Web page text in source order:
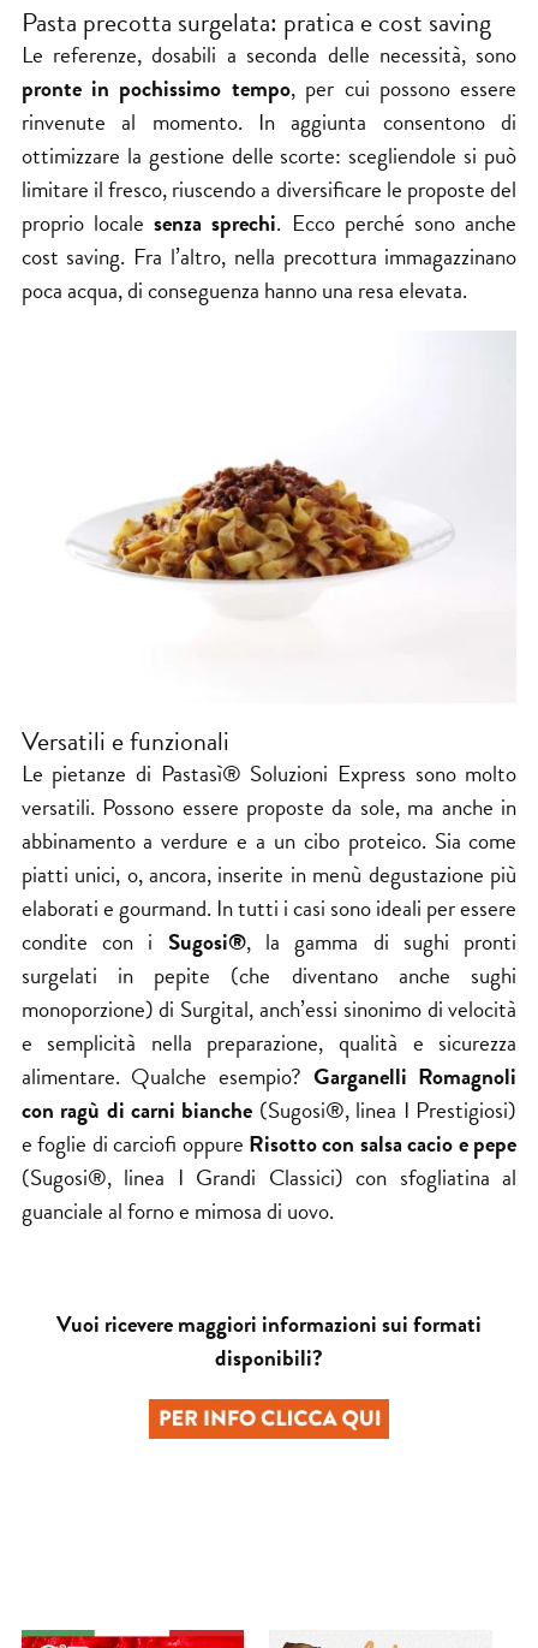
Pasta precotta surgelata: pratica e cost saving
Le referenze, dosabili a seconda delle necessità, sono
pronte in pochissimo tempo, per cui possono essere
rinvenute al momento. In aggiunta consentono di
ottimizzare la gestione delle scorte: scegliendole si può
limitare il fresco, riuscendo a diversificare le proposte del
proprio localesenza sprechi. Ecco perché sono anche
cost saving. Fra l’altro, nella precottura immagazzinano
poca acqua, di conseguenza hanno una resa elevata.
Versatili e funzionali
Le pietanze di Pastasì® Soluzioni Express sono molto
versatili. Possono essere proposte da sole, ma anche in
abbinamento a verdure e a un cibo proteico. Sia come
piatti unici, o, ancora, inserite in menù degustazione più
elaborati e gourmand. In tutti i casi sono ideali per essere
condite con i Sugosi®, la gamma di sughi pronti
surgelati in pepite (che diventano anche sughi
monoporzione) di Surgital, anch’essi sinonimo di velocità
e semplicità nella preparazione, qualità e sicurezza
alimentare. Qualche esempio? Garganelli Romagnoli
con ragù di carni bianche (Sugosi®, linea I Prestigiosi)
e foglie di carciofi oppure Risotto con salsa cacio e pepe
(Sugosi®, linea I Grandi Classici) con sfogliatina al
guanciale al forno e mimosa di uovo.
Vuoi ricevere maggiori informazioni sui formati
disponibili?